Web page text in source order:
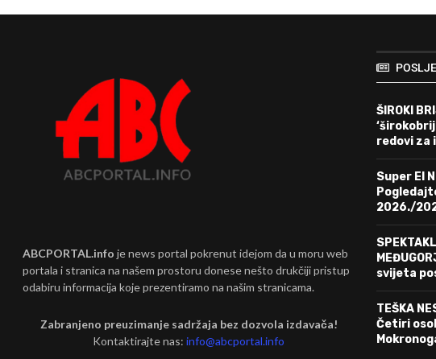
ABCPORTAL.info je news portal pokrenut idejom da u moru web
portala i stranica na našem prostoru donese nešto drukčiji pristup
odabiru informacija koje prezentiramo na našim stranicama.
Zabranjeno preuzimanje sadržaja bez dozvola izdavača!
Kontaktirajte nas:info@abcportal.info
ŠIROKI
redovi za
Super El
2026./
svijeta
TEŠKA
Četiri